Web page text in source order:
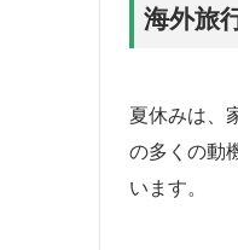
海外旅
夏休みは、
の多くの動
います。